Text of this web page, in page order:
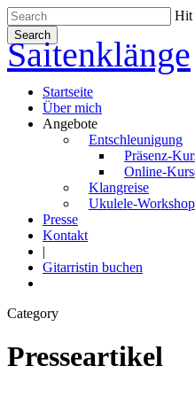
Skip
to
main
content
Hit
Search
Close
Search
Saitenklänge
Menu
Startseite
Über mich
Angebote
Entschleunigung
Präsenz-
Online-
Klangreise
Ukulele-
Presse
Kontakt
|
Gitarristin buchen
Category
Presseartikel